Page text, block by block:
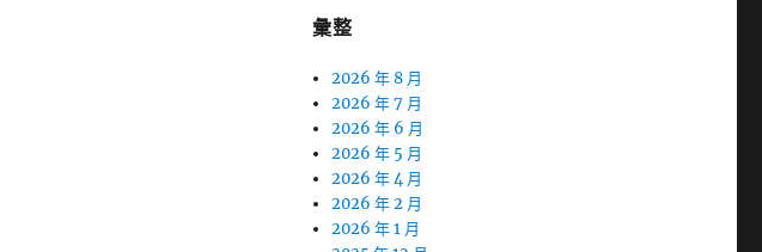
彙整
2026 年 8 月
2026 年 7 月
2026 年 6 月
2026 年 5 月
2026 年 4 月
2026 年 2 月
2026 年 1 月